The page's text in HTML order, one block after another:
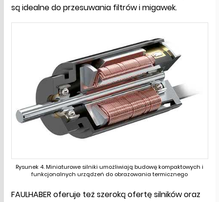
są idealne do przesuwania filtrów i migawek.
Rysunek 4. Miniaturowe silniki umożliwiają budowę kompaktowych i
funkcjonalnych urządzeń do obrazowania termicznego
FAULHABER oferuje też szeroką ofertę silników oraz